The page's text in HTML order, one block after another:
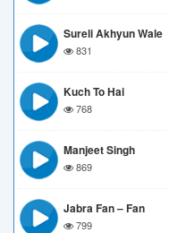
Sureli Akhyun Wale
831
Kuch To Hai
768
Manjeet Singh
869
Jabra Fan – Fan
799